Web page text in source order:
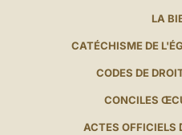
LA
CATÉCHISME DE
CODES DE
CONCILES
ACTES OFFICIELS